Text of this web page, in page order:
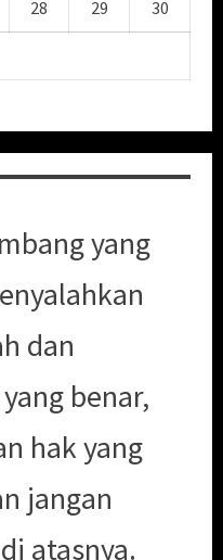
28 29 30
yang
dan
benar,
hak yang
jangan
atasnya.